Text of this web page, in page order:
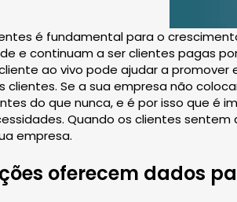
é fundamental para o
e continuam a ser clientes pagas
ao vivo pode ajudar a
clientes. Se a sua empresa não
do que nunca, e é por isso que é
Quando os clientes
empresa.
oferecem dados